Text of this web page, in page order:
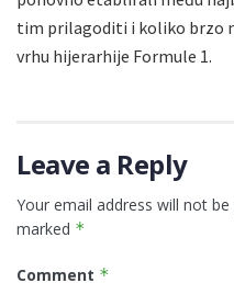
tim prilagoditi i koliko brzo
vrhu hijerarhije Formule 1.
Leave a Reply
Your email address will not be
marked *
Comment *